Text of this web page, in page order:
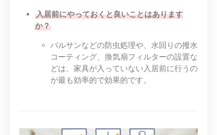
入居前にやっておくと良いことはあります
か？
バルサンなどの防虫処理や、水回りの撥水
コーティング、換気扇フィルターの設置な
どは、家具が入っていない入居前に行うの
が最も効率的で効果的です。